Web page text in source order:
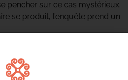
pencher sur ce cas mystérieux.
se produit, l’enquête prend un
Labidi, Waldir Xavier, Mathieu